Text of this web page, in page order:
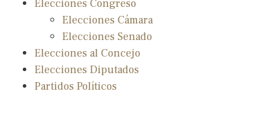
Elecciones Congreso
Elecciones Cámara
Elecciones Senado
Elecciones al Concejo
Elecciones Diputados
Partidos Políticos